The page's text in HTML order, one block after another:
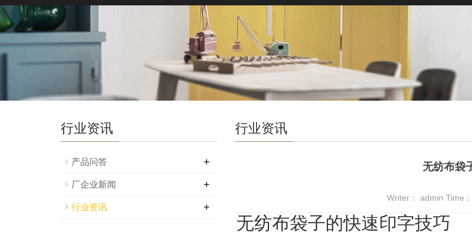
行业资讯
无纺布袋
Writer： admin Time
无纺布袋子的快速印字技巧
行业资讯
产品问答 +
厂企业新闻 +
行业资讯 +